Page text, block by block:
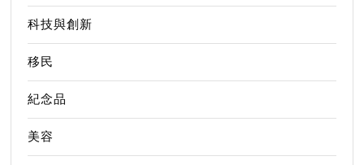
科技與創新
移民
紀念品
美容